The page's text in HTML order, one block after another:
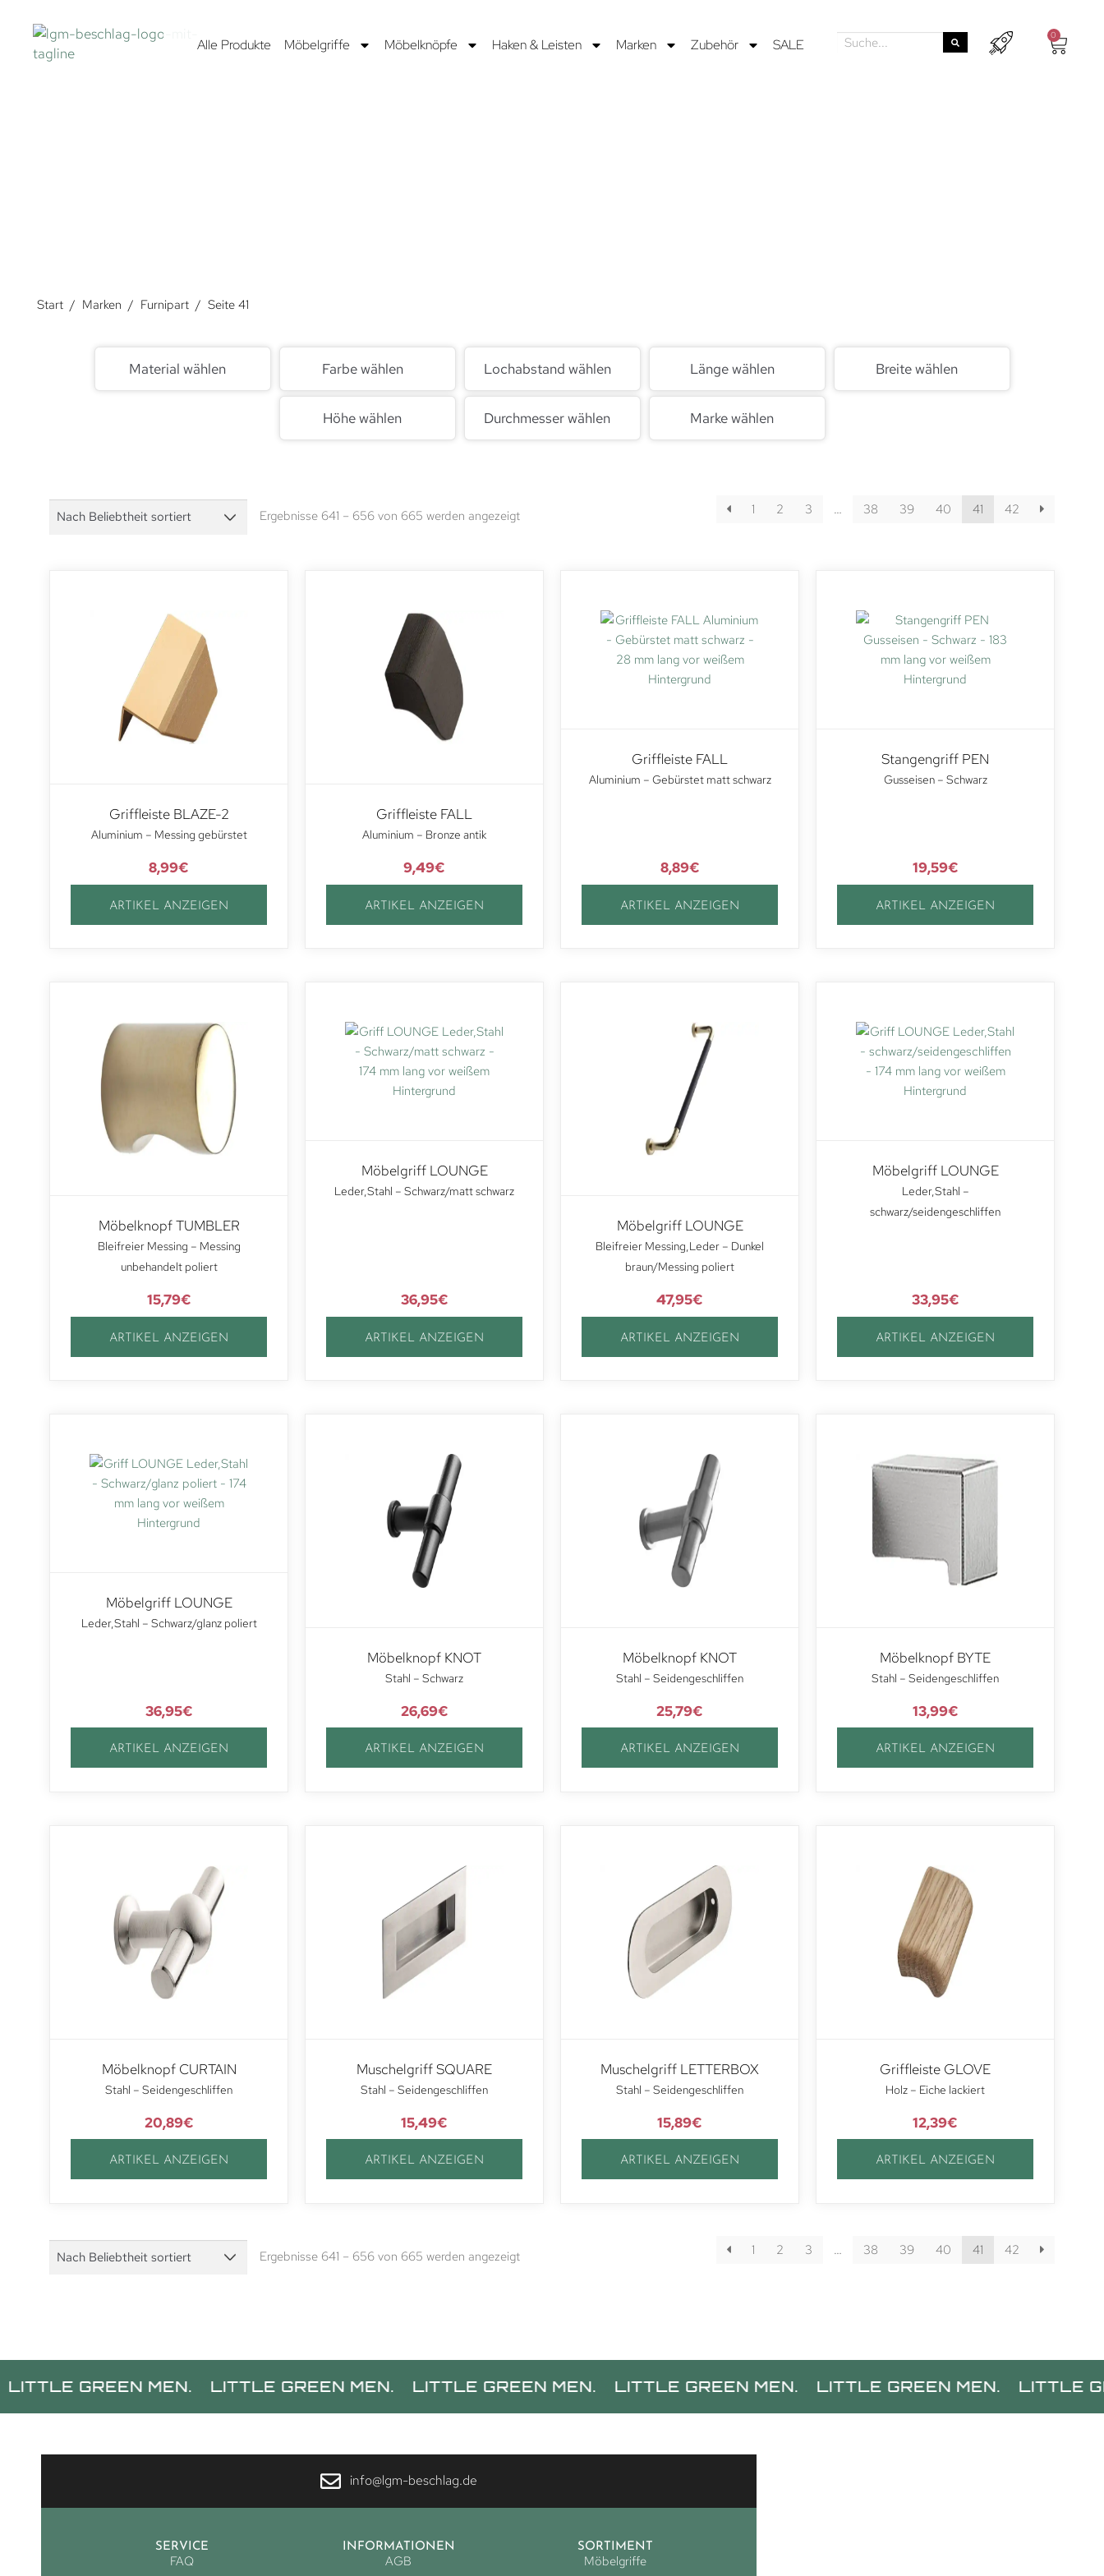
Alle Produkte Möbelgriffe Möbelknöpfe Haken & Leisten Marken Zubehör SALE
0
Start / Marken / Furnipart / Seite 41
Material wählen Farbe wählen Lochabstand wählen Länge wählen Breite wählen
Höhe wählen Durchmesser wählen Marke wählen
Ergebnisse 641 – 656 von 665 werden angezeigt 1 2 3 … 38 39 40 41 42
Griffleiste BLAZE-2
Aluminium – Messing gebürstet
8,99€
ARTIKEL ANZEIGEN
Griffleiste FALL
Aluminium – Bronze antik
9,49€
ARTIKEL ANZEIGEN
Griffleiste FALL
Aluminium – Gebürstet matt schwarz
8,89€
ARTIKEL ANZEIGEN
Stangengriff PEN
Gusseisen – Schwarz
19,59€
ARTIKEL ANZEIGEN
Möbelknopf TUMBLER
Bleifreier Messing – Messing
unbehandelt poliert
15,79€
ARTIKEL ANZEIGEN
Möbelgriff LOUNGE
Leder,Stahl – Schwarz/matt schwarz
36,95€
ARTIKEL ANZEIGEN
Möbelgriff LOUNGE
Bleifreier Messing,Leder – Dunkel
braun/Messing poliert
47,95€
ARTIKEL ANZEIGEN
Möbelgriff LOUNGE
Leder,Stahl –
schwarz/seidengeschliffen
33,95€
ARTIKEL ANZEIGEN
Möbelgriff LOUNGE
Leder,Stahl – Schwarz/glanz poliert
36,95€
ARTIKEL ANZEIGEN
Möbelknopf KNOT
Stahl – Schwarz
26,69€
ARTIKEL ANZEIGEN
Möbelknopf KNOT
Stahl – Seidengeschliffen
25,79€
ARTIKEL ANZEIGEN
Möbelknopf BYTE
Stahl – Seidengeschliffen
13,99€
ARTIKEL ANZEIGEN
Möbelknopf CURTAIN
Stahl – Seidengeschliffen
20,89€
ARTIKEL ANZEIGEN
Muschelgriff SQUARE
Stahl – Seidengeschliffen
15,49€
ARTIKEL ANZEIGEN
Muschelgriff LETTERBOX
Stahl – Seidengeschliffen
15,89€
ARTIKEL ANZEIGEN
Griffleiste GLOVE
Holz – Eiche lackiert
12,39€
ARTIKEL ANZEIGEN
Ergebnisse 641 – 656 von 665 werden angezeigt 1 2 3 … 38 39 40 41 42
MEN. LITTLE GREEN MEN. LITTLE GREEN MEN. LITTLE GREEN MEN. LITTLE GREEN MEN. LITTLE GREEN
info@lgm-beschlag.de
SERVICE
FAQ
INFORMATIONEN
AGB
SORTIMENT
Möbelgriffe